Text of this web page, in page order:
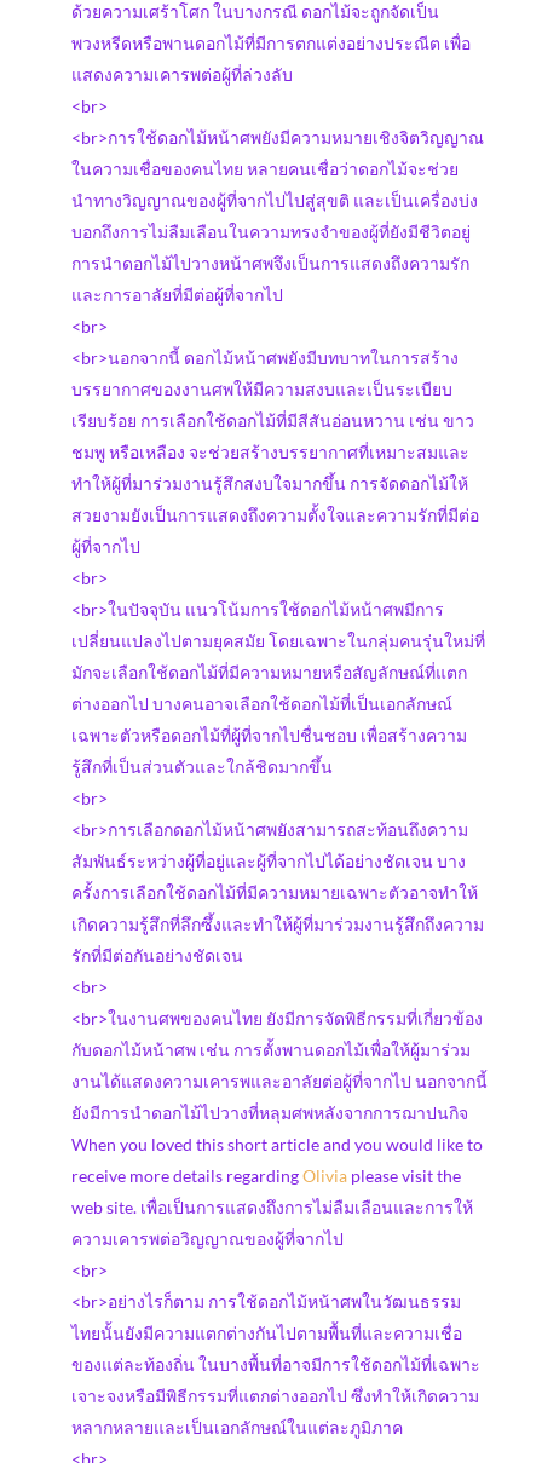
ด้วยความเศร้าโศก ในบางกรณี ดอกไม้จะถูกจัดเป็น
พวงหรีดหรือพานดอกไม้ที่มีการตกแต่งอย่างประณีต เพื่อ
แสดงความเคารพต่อผู้ที่ล่วงลับ
<br>
<br>การใช้ดอกไม้หน้าศพยังมีความหมายเชิงจิตวิญญาณ
ในความเชื่อของคนไทย หลายคนเชื่อว่าดอกไม้จะช่วย
นำทางวิญญาณของผู้ที่จากไปไปสู่สุขติ และเป็นเครื่องบ่ง
บอกถึงการไม่ลืมเลือนในความทรงจำของผู้ที่ยังมีชีวิตอยู่
การนำดอกไม้ไปวางหน้าศพจึงเป็นการแสดงถึงความรัก
และการอาลัยที่มีต่อผู้ที่จากไป
<br>
<br>นอกจากนี้ ดอกไม้หน้าศพยังมีบทบาทในการสร้าง
บรรยากาศของงานศพให้มีความสงบและเป็นระเบียบ
เรียบร้อย การเลือกใช้ดอกไม้ที่มีสีสันอ่อนหวาน เช่น ขาว
ชมพู หรือเหลือง จะช่วยสร้างบรรยากาศที่เหมาะสมและ
ทำให้ผู้ที่มาร่วมงานรู้สึกสงบใจมากขึ้น การจัดดอกไม้ให้
สวยงามยังเป็นการแสดงถึงความตั้งใจและความรักที่มีต่อ
ผู้ที่จากไป
<br>
<br>ในปัจจุบัน แนวโน้มการใช้ดอกไม้หน้าศพมีการ
เปลี่ยนแปลงไปตามยุคสมัย โดยเฉพาะในกลุ่มคนรุ่นใหม่ที่
มักจะเลือกใช้ดอกไม้ที่มีความหมายหรือสัญลักษณ์ที่แตก
ต่างออกไป บางคนอาจเลือกใช้ดอกไม้ที่เป็นเอกลักษณ์
เฉพาะตัวหรือดอกไม้ที่ผู้ที่จากไปชื่นชอบ เพื่อสร้างความ
รู้สึกที่เป็นส่วนตัวและใกล้ชิดมากขึ้น
<br>
<br>การเลือกดอกไม้หน้าศพยังสามารถสะท้อนถึงความ
สัมพันธ์ระหว่างผู้ที่อยู่และผู้ที่จากไปได้อย่างชัดเจน บาง
ครั้งการเลือกใช้ดอกไม้ที่มีความหมายเฉพาะตัวอาจทำให้
เกิดความรู้สึกที่ลึกซึ้งและทำให้ผู้ที่มาร่วมงานรู้สึกถึงความ
รักที่มีต่อกันอย่างชัดเจน
<br>
<br>ในงานศพของคนไทย ยังมีการจัดพิธีกรรมที่เกี่ยวข้อง
กับดอกไม้หน้าศพ เช่น การตั้งพานดอกไม้เพื่อให้ผู้มาร่วม
งานได้แสดงความเคารพและอาลัยต่อผู้ที่จากไป นอกจากนี้
ยังมีการนำดอกไม้ไปวางที่หลุมศพหลังจากการฌาปนกิจ
When you loved this short article and you would like to
receive more details regardingOliviaplease visit the
web site. เพื่อเป็นการแสดงถึงการไม่ลืมเลือนและการให้
ความเคารพต่อวิญญาณของผู้ที่จากไป
<br>
<br>อย่างไรก็ตาม การใช้ดอกไม้หน้าศพในวัฒนธรรม
ไทยนั้นยังมีความแตกต่างกันไปตามพื้นที่และความเชื่อ
ของแต่ละท้องถิ่น ในบางพื้นที่อาจมีการใช้ดอกไม้ที่เฉพาะ
เจาะจงหรือมีพิธีกรรมที่แตกต่างออกไป ซึ่งทำให้เกิดความ
หลากหลายและเป็นเอกลักษณ์ในแต่ละภูมิภาค
<br>